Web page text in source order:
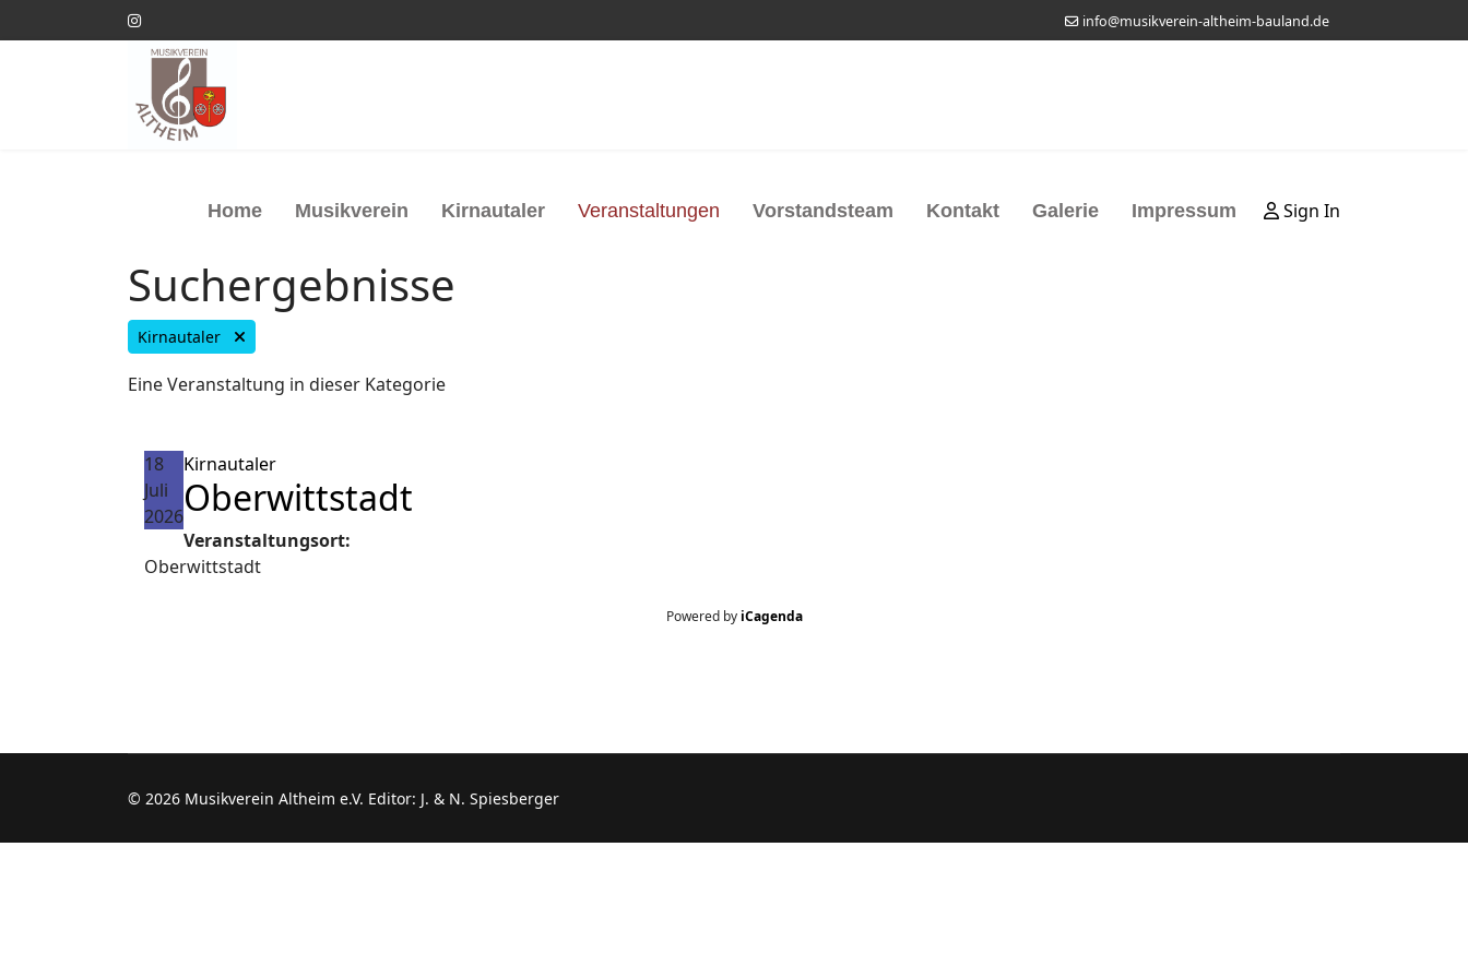
info@musikverein-altheim-bauland.de
Home Musikverein Kirnautaler Veranstaltungen Vorstandsteam Kontakt Galerie Impressum Sign In
Suchergebnisse
Kirnautaler
Eine Veranstaltung in dieser Kategorie
18
Juli
2026
Kirnautaler
Oberwittstadt
Veranstaltungsort:
Oberwittstadt
Powered by iCagenda
© 2026 Musikverein Altheim e.V. Editor: J. & N. Spiesberger